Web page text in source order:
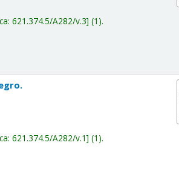
621.374.5/A282/v.3 (1).
621.374.5/A282/v.1 (1).